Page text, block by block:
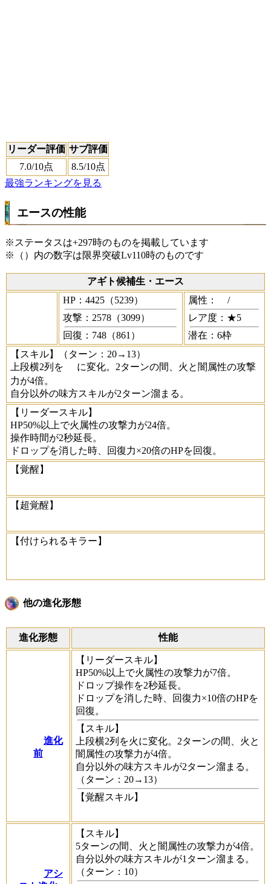
リーダー評価 サブ評価
7.0/10点 8.5/10点
最強ランキングを見る
エースの性能
※ステータスは+297時のものを掲載しています
※（）内の数字は限界突破Lv110時のものです
アギト候補生・エース
HP：4425（5239）
攻撃：2578（3099）
回復：748（861）
属性：
/
レア度：★5
潜在：6枠
【スキル】
（ターン：20→13）
上段横2列を
に変化。2ターンの間、火と闇属性の攻撃
力が4倍。
自分以外の味方スキルが2ターン溜まる。
【リーダースキル】
HP50%以上で火属性の攻撃力が24倍。
操作時間が2秒延長。
ドロップを消した時、回復力×20倍のHPを回復。
【覚醒】
【超覚醒】
【付けられるキラー】
他の進化形態
進化形態 性能
進化
前
【リーダースキル】
HP50%以上で火属性の攻撃力が7倍。
ドロップ操作を2秒延長。
ドロップを消した時、回復力×10倍のHPを
回復。
【スキル】
上段横2列を火に変化。2ターンの間、火と
闇属性の攻撃力が4倍。
自分以外の味方スキルが2ターン溜まる。
（ターン：20→13）
【覚醒スキル】
アシ
【スキル】
5ターンの間、火と闇属性の攻撃力が4倍。
自分以外の味方スキルが1ターン溜まる。
（ターン：10）